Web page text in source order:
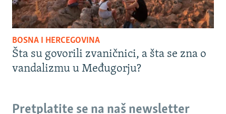
BOSNA I HERCEGOVINA
Šta su govorili zvaničnici, a šta se zna o
vandalizmu u Međugorju?
Pretplatite se na naš newsletter